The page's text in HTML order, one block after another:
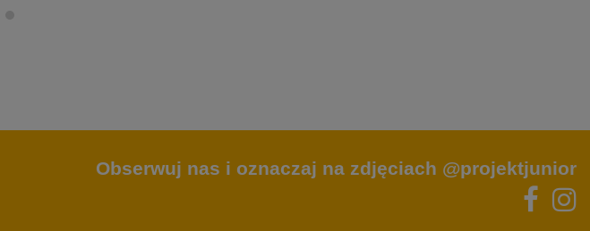
Obserwuj nas i oznaczaj na zdjęciach @projektjunior